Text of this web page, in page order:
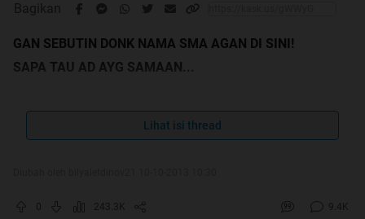
Bagikan
GAN SEBUTIN DONK NAMA SMA AGAN DI SINI!
SAPA TAU AD AYG SAMAAN...
udahhh 2000 orang yang post reply nh thread tp blm ada
yang nimpuk ane cendolLihat isi thread
243.3K 9.4K